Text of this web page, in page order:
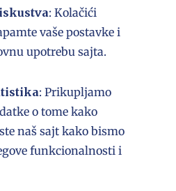
: Kolačići
vaše postavke i
upotrebu sajta.
: Prikupljamo
o tome kako
naš sajt kako bismo
funkcionalnosti i